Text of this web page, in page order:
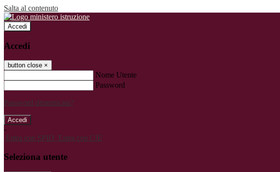
Salta al contenuto
Accedi
Accedi
button close ×
Nome Utente
Password
Password dimenticata?
-
Entra con SPID Entra con CIE
Seleziona utente